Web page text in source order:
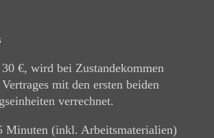
€, wird beiZustandekommen
rtrages mit den ersten beiden
verrechnet.
(inkl. Arbeitsmaterialien)